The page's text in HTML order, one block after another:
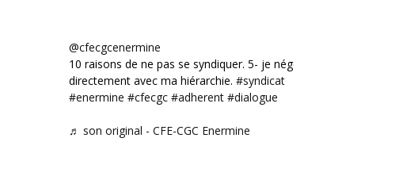
@cfecgcenermine
10 raisons de ne pas se syndiquer. 5- je négocie
directement avec ma hiérarchie. #syndicat
#enermine #cfecgc #adherent #dialogue
♬ son original - CFE-CGC Enermine